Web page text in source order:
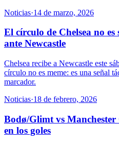
Noticias·14 de marzo, 2026
El círculo de Chelsea no
ante Newcastle
Chelsea recibe a Newcastle este
círculo no es meme: es una señal
marcador.
Noticias·18 de febrero, 2026
Bodø/Glimt vs
en los goles